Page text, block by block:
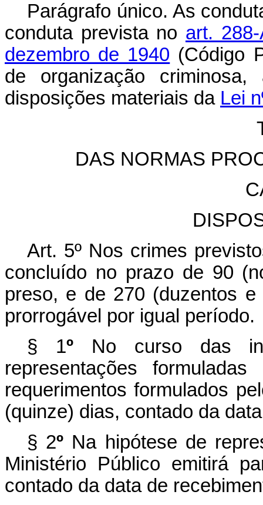
Parágrafo único. As
conduta prevista no art.
dezembro de 1940 (Código
de organização
disposições materiais da Lei
DAS NORMAS
Art. 5º Nos crimes
concluído no prazo de 90
preso, e de 270 (duzentos
prorrogável por igual período.
§
1ºNo curso das
representações
requerimentos formulados
(quinze) dias, contado da
§ 2º Na hipótese de
Ministério Público emitirá
contado da data de